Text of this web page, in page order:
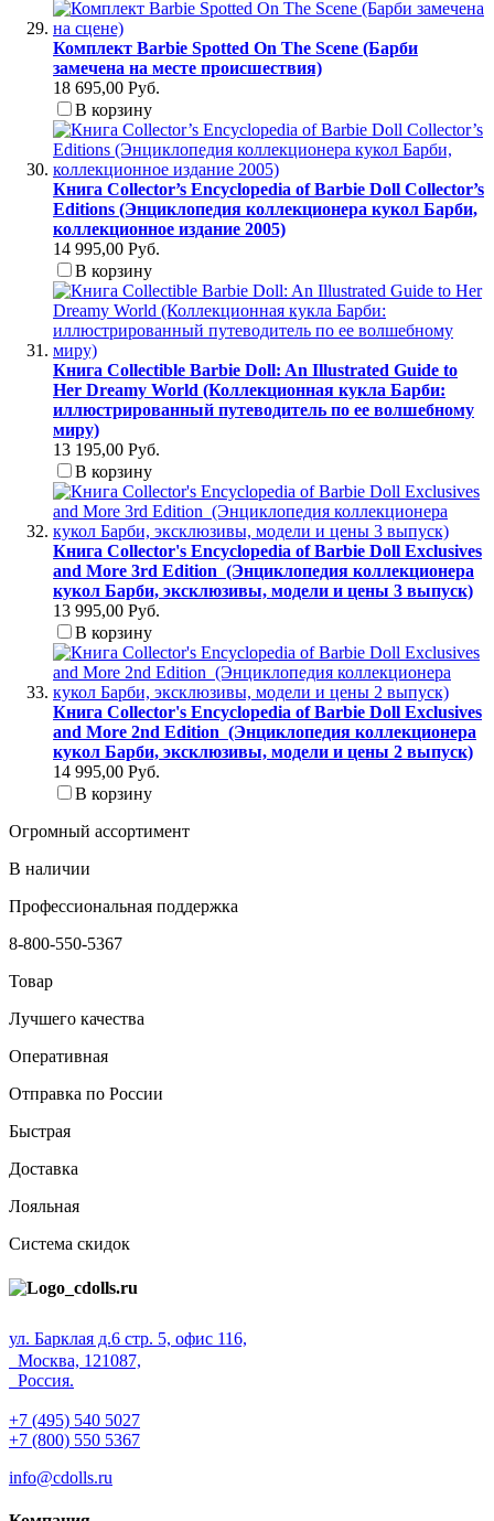
Комплект Barbie Spotted On The Scene (Барби
замечена на месте происшествия)
18 695,00 Руб.
В корзину
Книга Collector’s Encyclopedia of Barbie Doll Collector’s
Editions (Энциклопедия коллекционера кукол Барби,
коллекционное издание 2005)
14 995,00 Руб.
В корзину
Книга Collectible Barbie Doll: An Illustrated Guide to
Her Dreamy World (Коллекционная кукла Барби:
иллюстрированный путеводитель по ее волшебному
миру)
13 195,00 Руб.
В корзину
Книга Collector's Encyclopedia of Barbie Doll Exclusives
and More 3rd Edition (Энциклопедия коллекционера
кукол Барби, эксклюзивы, модели и цены 3 выпуск)
13 995,00 Руб.
В корзину
Книга Collector's Encyclopedia of Barbie Doll Exclusives
and More 2nd Edition (Энциклопедия коллекционера
кукол Барби, эксклюзивы, модели и цены 2 выпуск)
14 995,00 Руб.
В корзину
Огромный ассортимент
В наличии
Профессиональная поддержка
8-800-550-5367
Товар
Лучшего качества
Оперативная
Отправка по России
Быстрая
Доставка
Лояльная
Система скидок
ул. Барклая д.6 стр. 5, офис 116,
Москва, 121087,
Россия.
+7 (495) 540 5027
+7 (800) 550 5367
info@cdolls.ru